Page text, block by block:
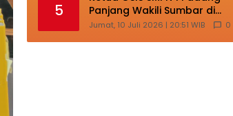
5
Panjang Wakili Sumbar di
Ajang Nasional Bintang Sobat
Jumat, 10 Juli 2026 | 20:51 WIB 0